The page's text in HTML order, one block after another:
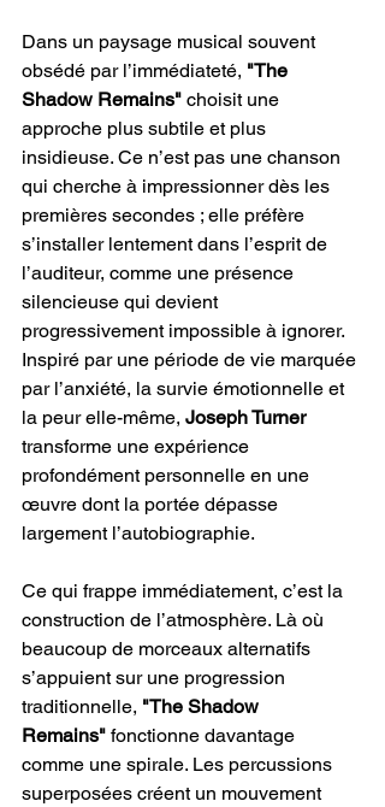
Dans un paysage musical souvent
obsédé par l’immédiateté, "The
Shadow Remains" choisit une
approche plus subtile et plus
insidieuse. Ce n’est pas une chanson
qui cherche à impressionner dès les
premières secondes ; elle préfère
s’installer lentement dans l’esprit de
l’auditeur, comme une présence
silencieuse qui devient
progressivement impossible à ignorer.
Inspiré par une période de vie marquée
par l’anxiété, la survie émotionnelle et
la peur elle-même, Joseph Turner
transforme une expérience
profondément personnelle en une
œuvre dont la portée dépasse
largement l’autobiographie.
Ce qui frappe immédiatement, c’est la
construction de l’atmosphère. Là où
beaucoup de morceaux alternatifs
s’appuient sur une progression
traditionnelle, "The Shadow
Remains" fonctionne davantage
comme une spirale. Les percussions
superposées créent un mouvement